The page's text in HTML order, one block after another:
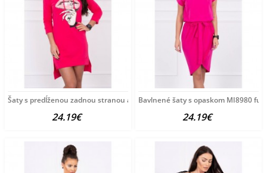
Šaty s predĺženou zadnou stranou a farebnou potlačou
24.19€
Bavlnené šaty s opaskom MI8980
24.19€